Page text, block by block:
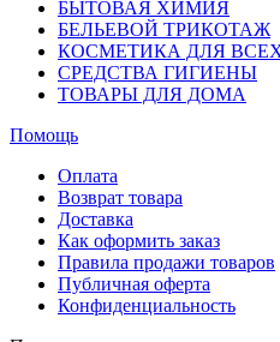
БЫТОВАЯ ХИМИЯ
БЕЛЬЕВОЙ ТРИКОТАЖ
КОСМЕТИКА ДЛЯ
СРЕДСТВА ГИГИЕНЫ
ТОВАРЫ ДЛЯ ДОМА
Помощь
Оплата
Возврат товара
Доставка
Как оформить заказ
Правила продажи товаров
Публичная оферта
Конфиденциальность